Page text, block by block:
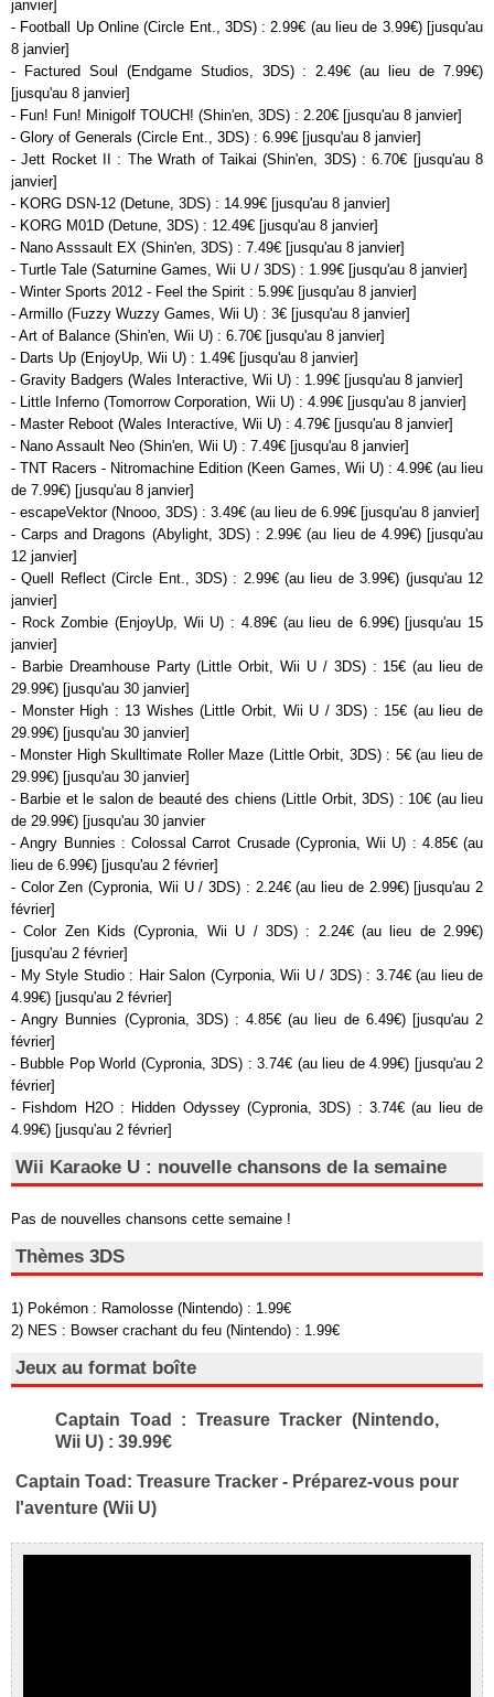
janvier]
- Football Up Online (Circle Ent., 3DS) : 2.99€ (au lieu de 3.99€) [jusqu'au
8 janvier]
- Factured Soul (Endgame Studios, 3DS) : 2.49€ (au lieu de 7.99€)
[jusqu'au 8 janvier]
- Fun! Fun! Minigolf TOUCH! (Shin'en, 3DS) : 2.20€ [jusqu'au 8 janvier]
- Glory of Generals (Circle Ent., 3DS) : 6.99€ [jusqu'au 8 janvier]
- Jett Rocket II : The Wrath of Taikai (Shin'en, 3DS) : 6.70€ [jusqu'au 8
janvier]
- KORG DSN-12 (Detune, 3DS) : 14.99€ [jusqu'au 8 janvier]
- KORG M01D (Detune, 3DS) : 12.49€ [jusqu'au 8 janvier]
- Nano Asssault EX (Shin'en, 3DS) : 7.49€ [jusqu'au 8 janvier]
- Turtle Tale (Saturnine Games, Wii U / 3DS) : 1.99€ [jusqu'au 8 janvier]
- Winter Sports 2012 - Feel the Spirit : 5.99€ [jusqu'au 8 janvier]
- Armillo (Fuzzy Wuzzy Games, Wii U) : 3€ [jusqu'au 8 janvier]
- Art of Balance (Shin'en, Wii U) : 6.70€ [jusqu'au 8 janvier]
- Darts Up (EnjoyUp, Wii U) : 1.49€ [jusqu'au 8 janvier]
- Gravity Badgers (Wales Interactive, Wii U) : 1.99€ [jusqu'au 8 janvier]
- Little Inferno (Tomorrow Corporation, Wii U) : 4.99€ [jusqu'au 8 janvier]
- Master Reboot (Wales Interactive, Wii U) : 4.79€ [jusqu'au 8 janvier]
- Nano Assault Neo (Shin'en, Wii U) : 7.49€ [jusqu'au 8 janvier]
- TNT Racers - Nitromachine Edition (Keen Games, Wii U) : 4.99€ (au lieu
de 7.99€) [jusqu'au 8 janvier]
- escapeVektor (Nnooo, 3DS) : 3.49€ (au lieu de 6.99€ [jusqu'au 8 janvier]
- Carps and Dragons (Abylight, 3DS) : 2.99€ (au lieu de 4.99€) [jusqu'au
12 janvier]
- Quell Reflect (Circle Ent., 3DS) : 2.99€ (au lieu de 3.99€) (jusqu'au 12
janvier]
- Rock Zombie (EnjoyUp, Wii U) : 4.89€ (au lieu de 6.99€) [jusqu'au 15
janvier]
- Barbie Dreamhouse Party (Little Orbit, Wii U / 3DS) : 15€ (au lieu de
29.99€) [jusqu'au 30 janvier]
- Monster High : 13 Wishes (Little Orbit, Wii U / 3DS) : 15€ (au lieu de
29.99€) [jusqu'au 30 janvier]
- Monster High Skulltimate Roller Maze (Little Orbit, 3DS) : 5€ (au lieu de
29.99€) [jusqu'au 30 janvier]
- Barbie et le salon de beauté des chiens (Little Orbit, 3DS) : 10€ (au lieu
de 29.99€) [jusqu'au 30 janvier
- Angry Bunnies : Colossal Carrot Crusade (Cypronia, Wii U) : 4.85€ (au
lieu de 6.99€) [jusqu'au 2 février]
- Color Zen (Cypronia, Wii U / 3DS) : 2.24€ (au lieu de 2.99€) [jusqu'au 2
février]
- Color Zen Kids (Cypronia, Wii U / 3DS) : 2.24€ (au lieu de 2.99€)
[jusqu'au 2 février]
- My Style Studio : Hair Salon (Cyrponia, Wii U / 3DS) : 3.74€ (au lieu de
4.99€) [jusqu'au 2 février]
- Angry Bunnies (Cypronia, 3DS) : 4.85€ (au lieu de 6.49€) [jusqu'au 2
février]
- Bubble Pop World (Cypronia, 3DS) : 3.74€ (au lieu de 4.99€) [jusqu'au 2
février]
- Fishdom H2O : Hidden Odyssey (Cypronia, 3DS) : 3.74€ (au lieu de
4.99€) [jusqu'au 2 février]
Wii Karaoke U : nouvelle chansons de la semaine
Pas de nouvelles chansons cette semaine !
Thèmes 3DS
1) Pokémon : Ramolosse (Nintendo) : 1.99€
2) NES : Bowser crachant du feu (Nintendo) : 1.99€
Jeux au format boîte
Captain Toad : Treasure Tracker (Nintendo,
Wii U) : 39.99€
Captain Toad: Treasure Tracker - Préparez-vous pour
l'aventure (Wii U)